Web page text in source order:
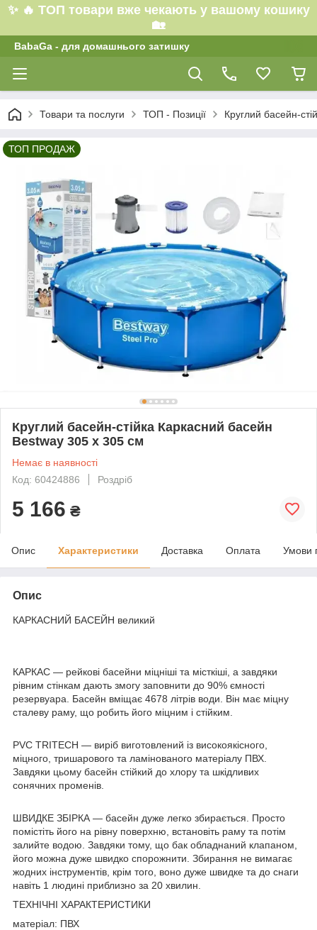
✨ 🔥 ТОП товари вже чекають у вашому кошику
🏡
BabaGa - для домашнього затишку
Товари та послуги ТОП - Позиції Круглий басейн-
ТОП ПРОДАЖ
Круглий басейн-стійка Каркасний басейн
Bestway 305 х 305 см
Немає в наявності
Код: 60424886
Роздріб
5 166 ₴
Опис Характеристики Доставка Оплата Умови
Опис
КАРКАСНИЙ БАСЕЙН великий
КАРКАС — рейкові басейни міцніші та місткіші, а завдяки
рівним стінкам дають змогу заповнити до 90% ємності
резервуара. Басейн вміщає 4678 літрів води. Він має міцну
сталеву раму, що робить його міцним і стійким.
PVC TRITECH — виріб виготовлений із високоякісного,
міцного, тришарового та ламінованого матеріалу ПВХ.
Завдяки цьому басейн стійкий до хлору та шкідливих
сонячних променів.
ШВИДКЕ ЗБІРКА — басейн дуже легко збирається. Просто
помістіть його на рівну поверхню, встановіть раму та потім
залийте водою. Завдяки тому, що бак обладнаний клапаном,
його можна дуже швидко спорожнити. Збирання не вимагає
жодних інструментів, крім того, воно дуже швидке та до снаги
навіть 1 людині приблизно за 20 хвилин.
ТЕХНІЧНІ ХАРАКТЕРИСТИКИ
матеріал: ПВХ